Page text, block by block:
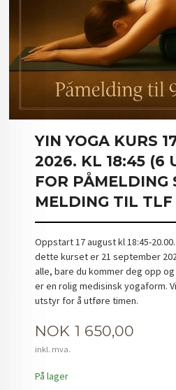
YIN YOGA KURS
2026. KL 18:45 (6
FOR PÅMELDING
MELDING TIL
Oppstart 17 august kl 18:45-
dette kurset er 21 september
alle, bare du kommer deg opp
er en rolig medisinsk yogaform.
utstyr for å utføre timen.
Pris
NOK 1 650,00
inkl. mva.
På lager